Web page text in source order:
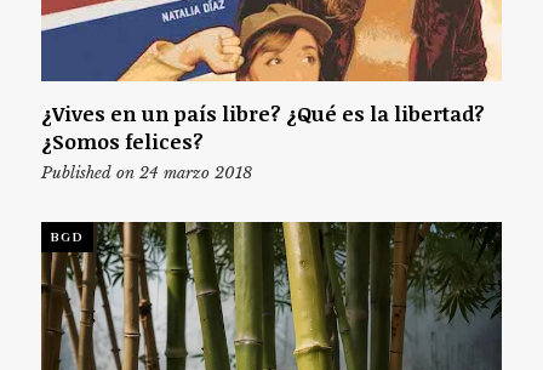
¿Vives en un país libre? ¿Qué es la libertad?
¿Somos felices?
Published on 24 marzo 2018
BGD